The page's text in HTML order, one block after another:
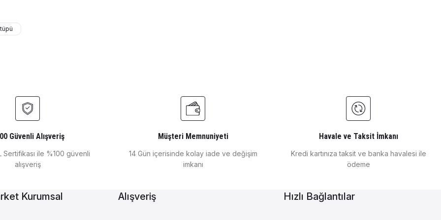
Cam Balon joje AMBER Renkli Cam Balon joje plastik kapaklı İthal Cam Mezür Uzun Form
Güvenli Alışveriş
Sertifikası ile %100 güvenli
alışveriş
Müşteri Memnuniyeti
14 Gün içerisinde kolay iade ve değişim
imkanı
Havale ve Taksit İmkanı
Kredi kartınıza taksit ve banka havalesi ile
ödeme
Kurumsal Alışveriş Hızlı Bağlantılar